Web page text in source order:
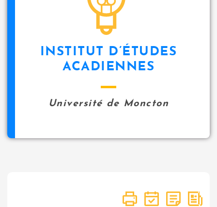
INSTITUT D’ÉTUDES
ACADIENNES
Université de Moncton